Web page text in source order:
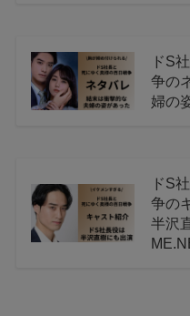
ドS
争の
婦の
ドS
争の
半沢